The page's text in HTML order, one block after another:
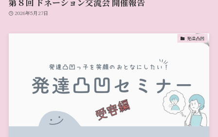
2026年5月27日
発達凸凹